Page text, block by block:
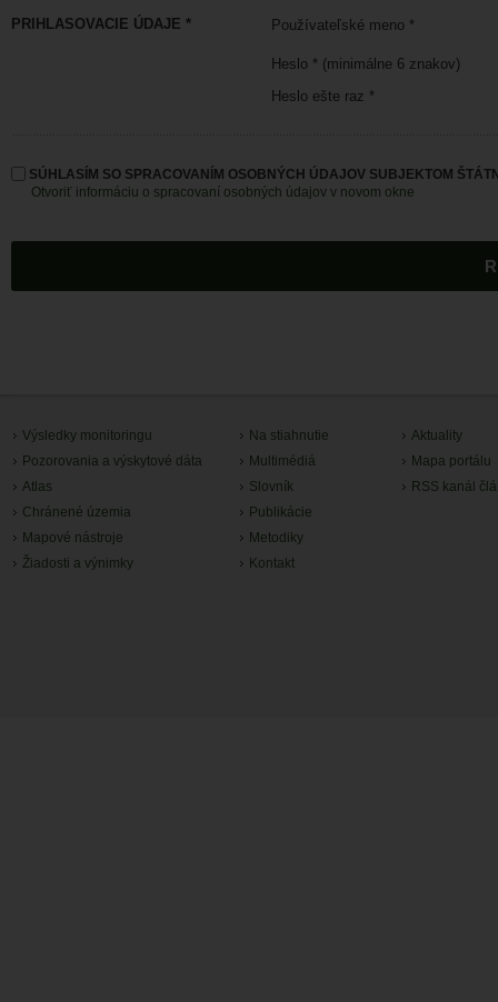
PRIHLASOVACIE ÚDAJE * Používateľské meno *
Heslo * (minimálne 6 znakov)
Heslo ešte raz *
SÚHLASÍM SO SPRACOVANÍM OSOBNÝCH ÚDAJOV SUBJEKTOM
Otvoriť informáciu o spracovaní osobných údajov v novom okne
Výsledky monitoringu
Pozorovania a výskytové dáta
Atlas
Chránené územia
Mapové nástroje
Žiadosti a výnimky
Na stiahnutie
Multimédiá
Slovník
Publikácie
Metodiky
Kontakt
Aktuality
Mapa portálu
RSS kanál